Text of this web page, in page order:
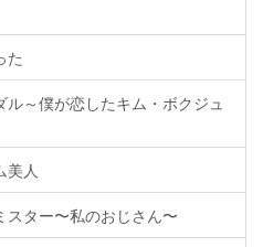
た
～僕が恋したキム・ボクジュ
美人
ター〜私のおじさん〜